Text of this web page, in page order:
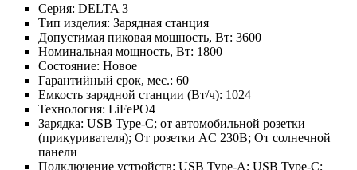
Серия: DELTA 3
Тип изделия: Зарядная станция
Допустимая пиковая мощность, Вт: 3600
Номинальная мощность, Вт: 1800
Состояние: Новое
Гарантийный срок, мес.: 60
Емкость зарядной станции (Вт/ч): 1024
Технология: LiFePO4
Зарядка: USB Type-C; от автомобильной розетки
(прикуривателя); От розетки AC 230В; От солнечной
панели
Подключение устройств: USB Type-A; USB Type-C;